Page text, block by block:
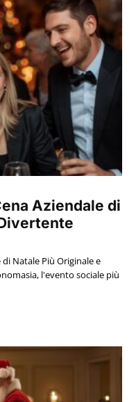
Aziendale di
Natale Più Originale e
l'evento sociale più